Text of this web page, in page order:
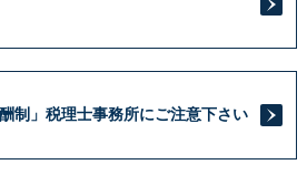
酬制」税理士事務所にご注意下さい